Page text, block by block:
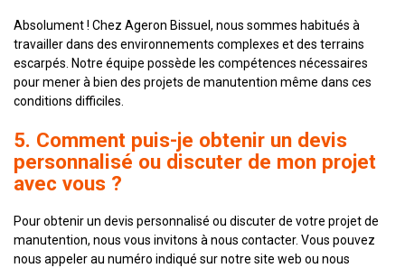
Absolument ! Chez Ageron Bissuel, nous sommes habitués à
travailler dans des environnements complexes et des terrains
escarpés. Notre équipe possède les compétences nécessaires
pour mener à bien des projets de manutention même dans ces
conditions difficiles.
5. Comment puis-je obtenir un devis
personnalisé ou discuter de mon projet
avec vous ?
Pour obtenir un devis personnalisé ou discuter de votre projet de
manutention, nous vous invitons à nous contacter. Vous pouvez
nous appeler au numéro indiqué sur notre site web ou nous